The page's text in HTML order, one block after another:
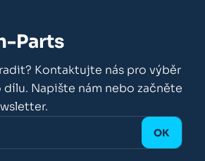
Parts
Kontaktujte nás pro výběr
Napište nám nebo začněte